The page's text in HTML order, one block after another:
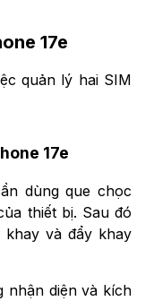
17e
quản lý hai SIM
17e
dùng que chọc
thiết bị. Sau đó
và đẩy khay
nhận diện và kích